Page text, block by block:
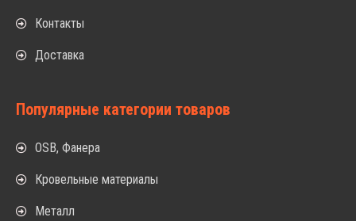
Контакты
Доставка
Популярные категории товаров
OSB, Фанера
Кровельные материалы
Металл